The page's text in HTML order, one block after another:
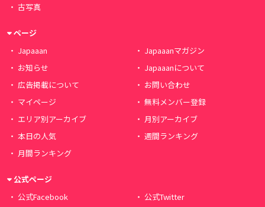
古写真
ページ
Japaaan
Japaaanマガジン
お知らせ
Japaaanについて
広告掲載について
お問い合わせ
マイページ
無料メンバー登録
エリア別アーカイブ
月別アーカイブ
本日の人気
週間ランキング
月間ランキング
公式ページ
公式Facebook
公式Twitter